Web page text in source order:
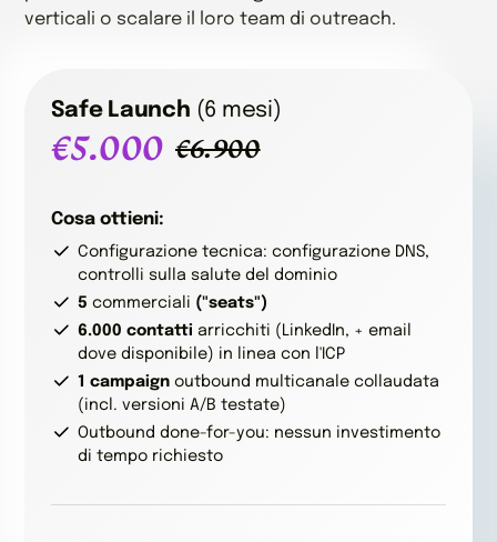
verticali o scalare il loro team di outreach.
Safe Launch (6 mesi)
€5.000 €6.900
Cosa ottieni:
Configurazione tecnica: configurazione DNS,
controlli sulla salute del dominio
5commerciali ("seats")
6.000 contatti arricchiti (LinkedIn, + email
dove disponibile) in linea con l'ICP
1 campaignoutbound multicanale collaudata
(incl. versioni A/B testate)
Outbound done-for-you: nessun investimento
di tempo richiesto